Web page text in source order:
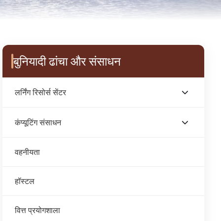
Sidebar Menu
बुनियादी ढांचा और संसाधन
लर्निंग रिसोर्स सेंटर
कंप्यूटिंग संसाधन
वहनीयता
हॉस्टल
वित्त प्रयोगशाला